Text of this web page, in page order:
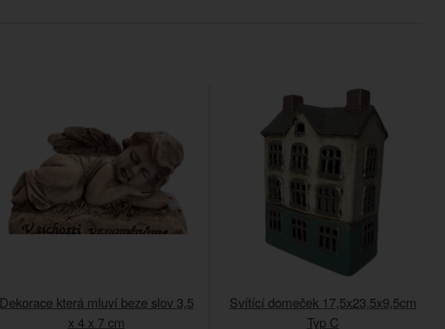
Dekorace která mluví beze slov 3,5
x 4 x 7 cm
Svítící domeček 17,5x23,5x9,5cm
Typ C